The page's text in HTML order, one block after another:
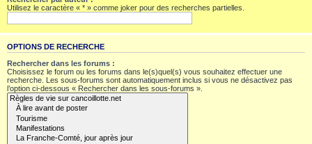
Utilisez le caractère « * » comme joker pour des recherches partielles.
OPTIONS DE RECHERCHE
Rechercher dans les forums :
Choisissez le forum ou les forums dans le(s)quel(s) vous souhaitez effectuer une
recherche. Les sous-forums sont automatiquement inclus si vous ne désactivez pas
l’option ci-dessous « Rechercher dans les sous-forums ».